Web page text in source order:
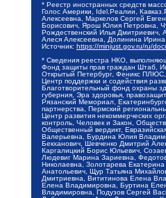
* Реестр иностранных средств
Голос Америки, Idel.Реалии,
Алексеевна, Маркелов Сергей
Борисович, Ярош Юлия Петровна,
Рождественский Илья Дмитриевич,
Алеся Алексеевна, Долинина
Источник: https://minjust.gov.ru/ru/
* Сведения реестра НКО,
Фонд защиты прав граждан Штаб,
Открытый Петербург, Феникс ПЛЮС,
Центр поддержки и содействия
Благотворительный фонд охраны
губерния, Эра здоровья,
Рязанский Мемориал,
партнерства, Пермский
Центр развития некоммерческих
контроль, Человек и Закон,
Общественный вердикт,
Валерьевна, Бурдина Юлия
Бекханович, Шевченко Дмитрий
Каргалицкий Борис Юльевич,
Людевиг Марина Зариевна,
Николаевна, Золотарева
Анатольевич, Щур Татьяна
Дмитриевна, Вититинова Елена
Елена Владимировна, Буртина
Владимировна, Подузов Сергей